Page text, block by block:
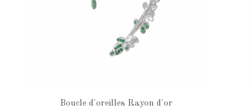
Boucle d'oreilles Rayon d'or